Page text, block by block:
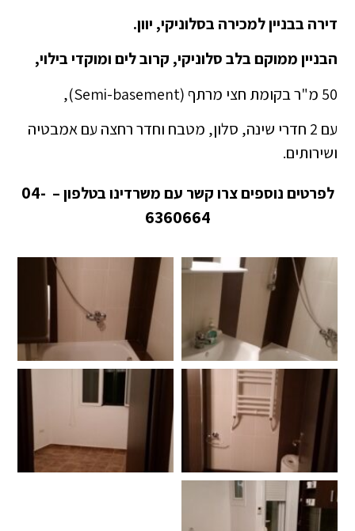
דירה בבניין למכירה בסלוניקי, יוון.
הבניין ממוקם בלב סלוניקי, קרוב לים ומוקדי בילוי,
50 מ"ר בקומת חצי מרתף (Semi-basement),
עם 2 חדרי שינה, סלון, מטבח וחדר רחצה עם אמבטיה
ושירותים.
לפרטים נוספים צרו קשר עם משרדינו בטלפון – 04-
6360664